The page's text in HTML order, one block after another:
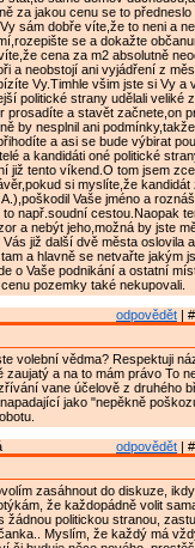
za jakou cenu se to předneslo
sám dobře víte,že to neni a
se a dokažte
cena za m2 absolutně
a neobstojí ani vyjádření z
Vy.Timhle všim jste si Vy a
politické strany udělali veliké
prosadíte a stavět začnete,on
by nesplnil ani
a asi se bude výbirat
a kandidáti oné politické
již tento víkend.O tom jsem
si myslíte,že kandidát
Vaše jméno a
např.soudní cestou.Naopak
a nebýt jeho,možná by jste
Vás již další dvě města oslovila
a hlavně se netvařte jakým
o Vaše podnikání a ostatní
pozemky také nekupovali.
odpovědět |
volební vědma? Respektuji
zaujatý a na to mám právo To
vane účelově z druhého
jako "nepěkně
odpovědět |
zasáhnout do diskuze,
že každopádně volit
žádnou politickou stranou,
Myslím, že každý má